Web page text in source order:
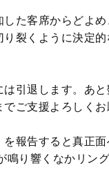
た客席からどよ
り裂くように決定
は引退します。あ
ご支援よろしくお
を報告すると真正
鳴り響くなかリン